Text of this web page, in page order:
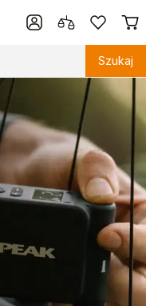
Szukaj